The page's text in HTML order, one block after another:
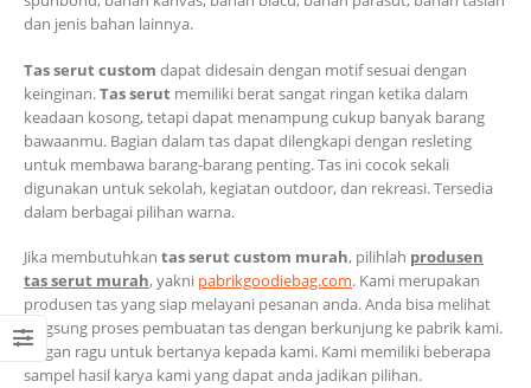
dan jenis bahan lainnya.
Tas serut custom dapat didesain dengan motif sesuai dengan
keinginan.Tas serut memiliki berat sangat ringan ketika dalam
keadaan kosong, tetapi dapat menampung cukup banyak barang
bawaanmu. Bagian dalam tas dapat dilengkapi dengan resleting
untuk membawa barang-barang penting. Tas ini cocok sekali
digunakan untuk sekolah, kegiatan outdoor, dan rekreasi. Tersedia
dalam berbagai pilihan warna.
Jika membutuhkan tas serut custom murah, pilihlah produsen
tas serut murah, yakni pabrikgoodiebag.com. Kami merupakan
produsen tas yang siap melayani pesanan anda. Anda bisa melihat
langsung proses pembuatan tas dengan berkunjung ke pabrik kami.
Jangan ragu untuk bertanya kepada kami. Kami memiliki beberapa
sampel hasil karya kami yang dapat anda jadikan pilihan.